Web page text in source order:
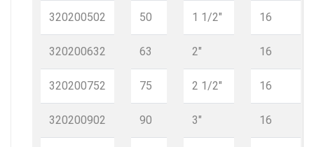
320200502
320200632
320200752
320200902
50
63
75
90
1 1/2"
2"
2 1/2"
3"
16
16
16
16